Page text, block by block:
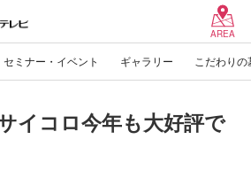
AREA
セミナー・イベント ギャラリー こだわりの
イコロ今年も大好評で